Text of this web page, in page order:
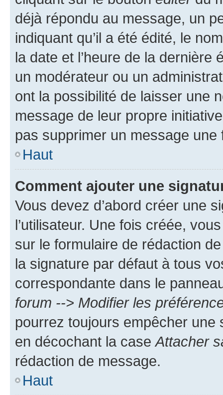
déjà répondu au message, un
indiquant qu’il a été édité, le
la date et l’heure de la dernière
un modérateur ou un
ont la possibilité de laisser une
message de leur propre
pas supprimer un message une
Haut
Comment ajouter une
Vous devez d’abord créer une
l’utilisateur. Une fois créée,
sur le formulaire de rédaction
la signature par défaut à tous
correspondante dans le
forum --> Modifier les
pourrez toujours empêcher une
en décochant la case Attacher
rédaction de message.
Haut